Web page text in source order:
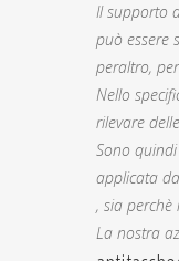
Il supporto
può essere
peraltro,
Nello
rilevare delle
Sono
applicata
, sia
La nostra